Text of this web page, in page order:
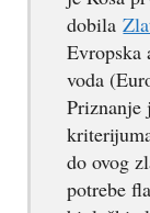
dobila
Evropska
voda
Priznanje
do ovog
potrebe